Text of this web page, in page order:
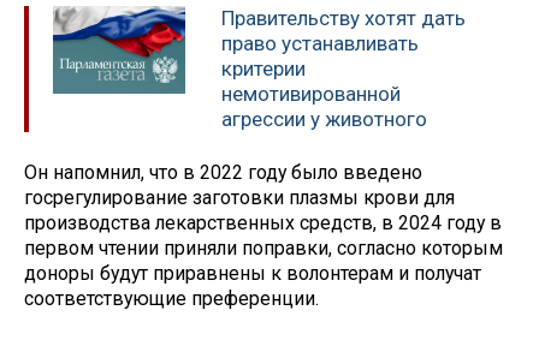
Правительству хотят дать
право устанавливать
критерии
немотивированной
агрессии у животного
Он напомнил, что в 2022 году было введено
госрегулирование заготовки плазмы крови для
производства лекарственных средств, в 2024 году в
первом чтении приняли поправки, согласно которым
доноры будут приравнены к волонтерам и получат
соответствующие преференции.